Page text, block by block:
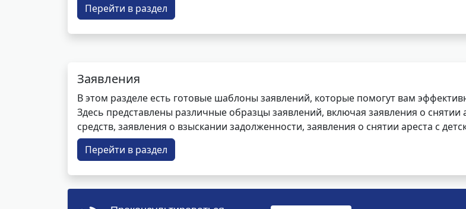
Перейти в раздел
Заявления
В этом разделе есть готовые шаблоны заявлений, которые помогут вам
Здесь представлены различные образцы заявлений, включая заявления о снятии
средств, заявления о взыскании задолженности, заявления о снятии ареста с
Перейти в раздел